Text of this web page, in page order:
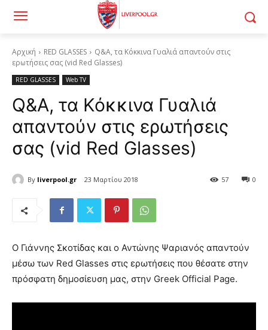
Αρχική RED GLASSES
Q&A, τα Κόκκινα Γυαλιά απαντούν στις
ερωτήσεις σας (vid Red Glasses)
RED GLASSES Web TV
Q&A, τα Κόκκινα Γυαλιά
απαντούν στις ερωτήσεις
σας (vid Red Glasses)
By liverpool.gr 23 Μαρτίου 2018 0
57
Ο Γιάννης Σκοτίδας και ο Αντώνης Ψαριανός απαντούν
μέσω των Red Glasses στις ερωτήσεις που θέσατε στην
πρόσφατη δημοσίευση μας, στην Greek Official Page.